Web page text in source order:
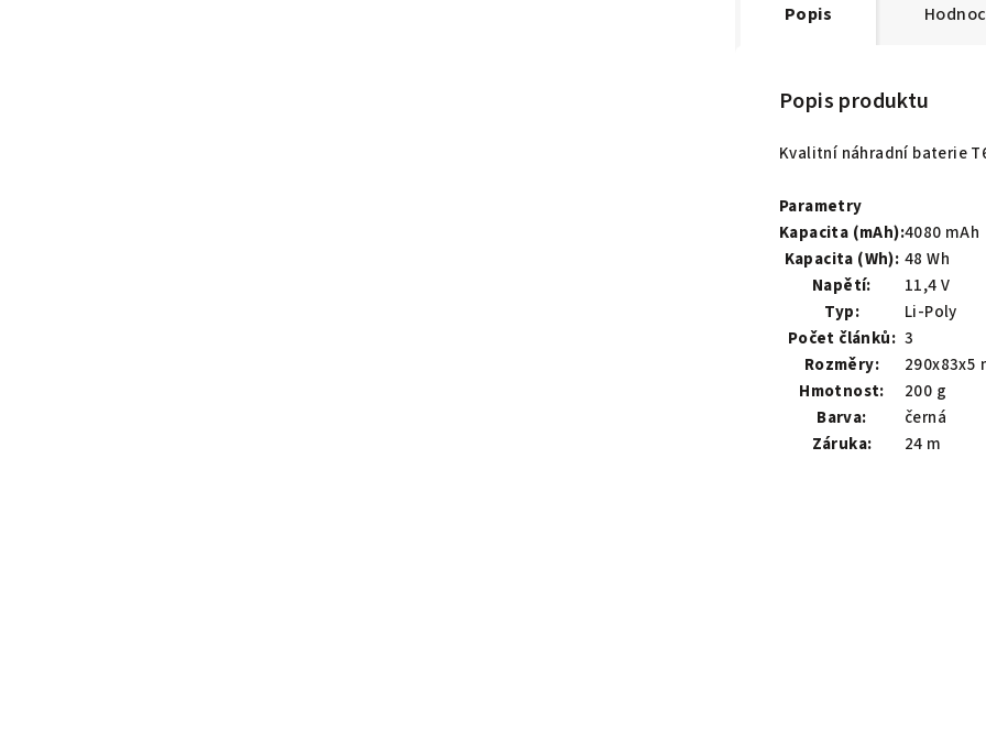
Popis
Popis produktu
Kvalitní náhradní baterie
Parametry
Kapacita (mAh):4080 mAh
Kapacita (Wh): 48 Wh
Napětí:
11,4 V
Typ:
Li-Poly
Počet článků: 3
Rozměry:
290x83x5
Hmotnost:
200 g
Barva:
černá
Záruka:
24 m